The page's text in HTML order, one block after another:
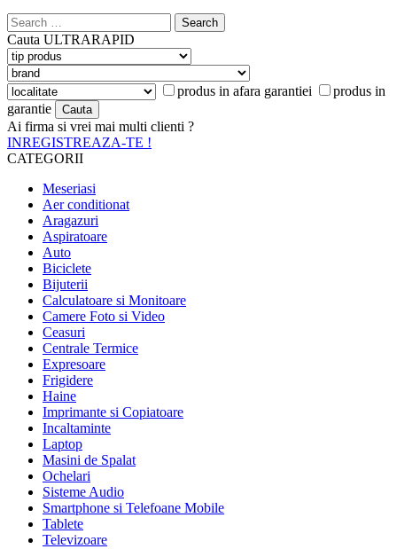
Search
for:
Cauta ULTRARAPID
produs in afara garantiei
produs in
garantie
Ai firma si vrei mai multi clienti ?
INREGISTREAZA-TE !
CATEGORII
Meseriasi
Aer conditionat
Aragazuri
Aspiratoare
Auto
Biciclete
Bijuterii
Calculatoare si Monitoare
Camere Foto si Video
Ceasuri
Centrale Termice
Expresoare
Frigidere
Haine
Imprimante si Copiatoare
Incaltaminte
Laptop
Masini de Spalat
Ochelari
Sisteme Audio
Smartphone si Telefoane Mobile
Tablete
Televizoare